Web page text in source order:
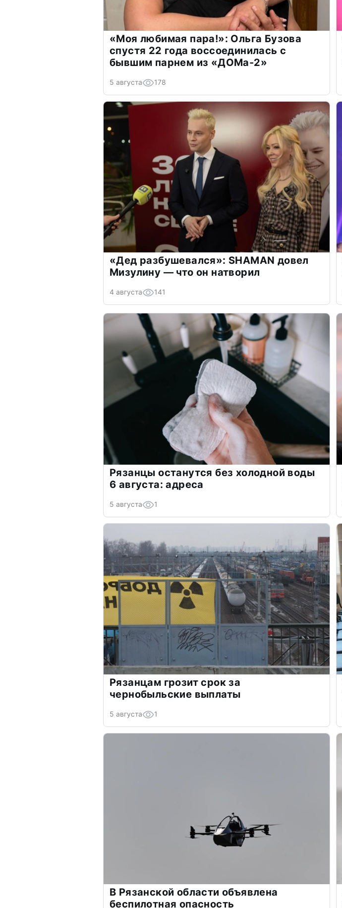
«Моя любимая пара!»: Ольга Бузова
спустя 22 года воссоединилась с
бывшим парнем из «ДОМа-2»
5 августа 178
«Дед разбушевался»: SHAMAN довел
Мизулину — что он натворил
4 августа 141
Рязанцы останутся без холодной воды
6 августа: адреса
5 августа 1
Рязанцам грозит срок за
чернобыльские выплаты
5 августа 1
В Рязанской области объявлена
беспилотная опасность